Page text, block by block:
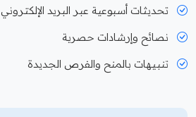
تحديثات أسبوعية عبر البريد الإلكتروني
نصائح وإرشادات حصرية
تنبيهات بالمنح والفرص الجديدة